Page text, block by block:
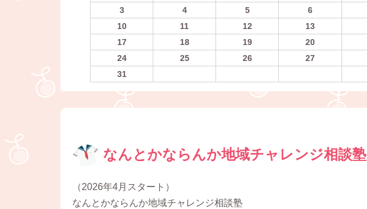
3
4 5 6
10
11 12 13
17
18 19 20
24
25 26 27
31
なんとかならんか地域チャレンジ相談塾
（2026年4月スタート）
なんとかならんか地域チャレンジ相談塾